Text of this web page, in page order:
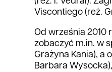
Viscontiego (reż.
Od września 2010
zobaczyć m.in. w
Grażyna Kania), a
Barbara